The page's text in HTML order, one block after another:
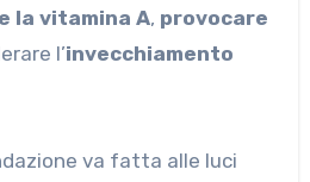
la vitamina A, provocare
l’invecchiamento
va fatta alle luci